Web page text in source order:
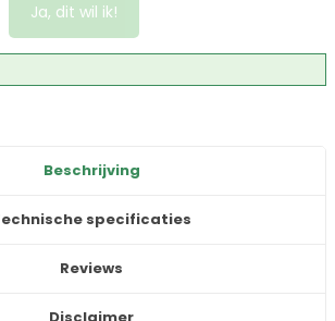
Ja, dit wil ik!
Beschrijving
specificaties
Reviews